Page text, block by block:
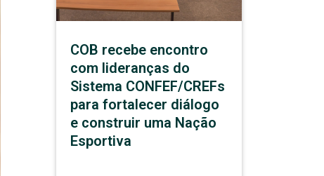
COB recebe encontro
com lideranças do
Sistema CONFEF/CREFs
para fortalecer diálogo
e construir uma Nação
Esportiva